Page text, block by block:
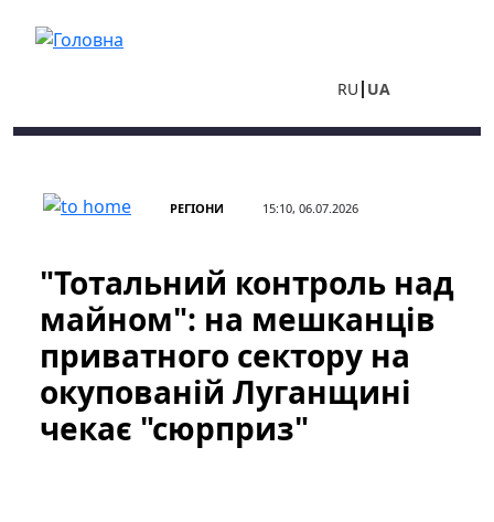
RU UA
РЕГІОНИ 15:10, 06.07.2026
"Тотальний контроль над
майном": на мешканців
приватного сектору на
окупованій Луганщині
чекає "сюрприз"